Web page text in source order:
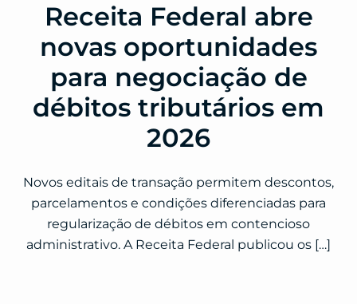
Receita Federal abre
novas oportunidades
para negociação de
débitos tributários em
2026
Novos editais de transação permitem descontos,
parcelamentos e condições diferenciadas para
regularização de débitos em contencioso
administrativo. A Receita Federal publicou os […]